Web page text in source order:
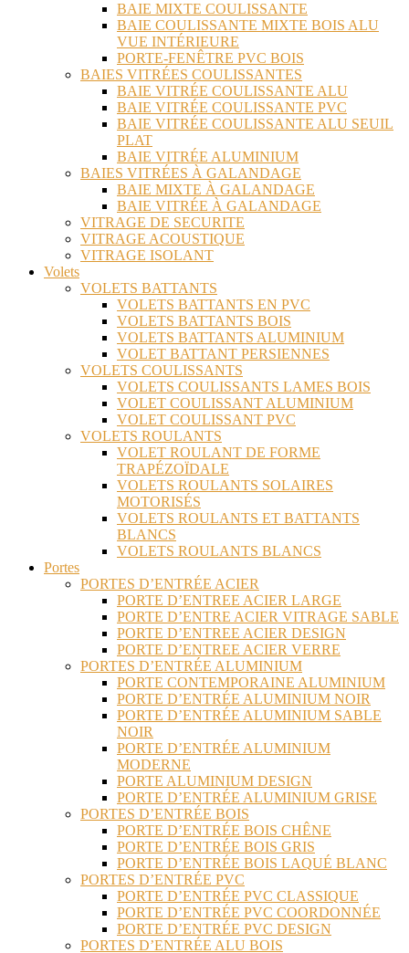
BAIE MIXTE COULISSANTE
BAIE COULISSANTE MIXTE BOIS ALU
VUE INTÉRIEURE
PORTE-FENÊTRE PVC BOIS
BAIES VITRÉES COULISSANTES
BAIE VITRÉE COULISSANTE ALU
BAIE VITRÉE COULISSANTE PVC
BAIE VITRÉE COULISSANTE ALU SEUIL
PLAT
BAIE VITRÉE ALUMINIUM
BAIES VITRÉES À GALANDAGE
BAIE MIXTE À GALANDAGE
BAIE VITRÉE À GALANDAGE
VITRAGE DE SECURITE
VITRAGE ACOUSTIQUE
VITRAGE ISOLANT
Volets
VOLETS BATTANTS
VOLETS BATTANTS EN PVC
VOLETS BATTANTS BOIS
VOLETS BATTANTS ALUMINIUM
VOLET BATTANT PERSIENNES
VOLETS COULISSANTS
VOLETS COULISSANTS LAMES BOIS
VOLET COULISSANT ALUMINIUM
VOLET COULISSANT PVC
VOLETS ROULANTS
VOLET ROULANT DE FORME
TRAPÉZOÏDALE
VOLETS ROULANTS SOLAIRES
MOTORISÉS
VOLETS ROULANTS ET BATTANTS
BLANCS
VOLETS ROULANTS BLANCS
Portes
PORTES D’ENTRÉE ACIER
PORTE D’ENTREE ACIER LARGE
PORTE D’ENTRE ACIER VITRAGE SABLE
PORTE D’ENTREE ACIER DESIGN
PORTE D’ENTREE ACIER VERRE
PORTES D’ENTRÉE ALUMINIUM
PORTE CONTEMPORAINE ALUMINIUM
PORTE D’ENTRÉE ALUMINIUM NOIR
PORTE D’ENTRÉE ALUMINIUM SABLE
NOIR
PORTE D’ENTRÉE ALUMINIUM
MODERNE
PORTE ALUMINIUM DESIGN
PORTE D’ENTRÉE ALUMINIUM GRISE
PORTES D’ENTRÉE BOIS
PORTE D’ENTRÉE BOIS CHÊNE
PORTE D’ENTRÉE BOIS GRIS
PORTE D’ENTRÉE BOIS LAQUÉ BLANC
PORTES D’ENTRÉE PVC
PORTE D’ENTRÉE PVC CLASSIQUE
PORTE D’ENTRÉE PVC COORDONNÉE
PORTE D’ENTRÉE PVC DESIGN
PORTES D’ENTRÉE ALU BOIS